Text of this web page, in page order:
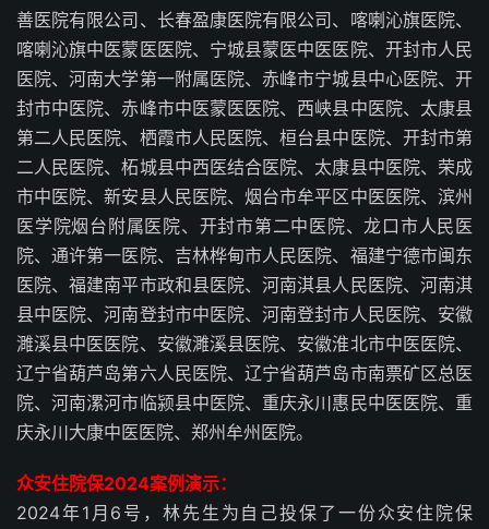
善医院有限公司、长春盈康医院有限公司、喀喇沁旗医院、
喀喇沁旗中医蒙医医院、宁城县蒙医中医医院、开封市人民
医院、河南大学第一附属医院、赤峰市宁城县中心医院、开
封市中医院、赤峰市中医蒙医医院、西峡县中医院、太康县
第二人民医院、栖霞市人民医院、桓台县中医院、开封市第
二人民医院、柘城县中西医结合医院、太康县中医院、荣成
市中医院、新安县人民医院、烟台市牟平区中医医院、滨州
医学院烟台附属医院、开封市第二中医院、龙口市人民医
院、通许第一医院、吉林桦甸市人民医院、福建宁德市闽东
医院、福建南平市政和县医院、河南淇县人民医院、河南淇
县中医院、河南登封市中医院、河南登封市人民医院、安徽
濉溪县中医医院、安徽濉溪县医院、安徽淮北市中医医院、
辽宁省葫芦岛第六人民医院、辽宁省葫芦岛市南票矿区总医
院、河南漯河市临颍县中医院、重庆永川惠民中医医院、重
庆永川大康中医医院、郑州牟州医院。
众安住院保2024案例演示：
2024年1月6号，林先生为自己投保了一份众安住院保